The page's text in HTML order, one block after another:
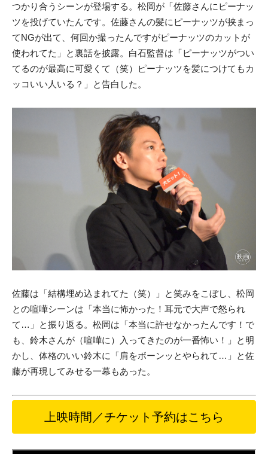
つかり合うシーンが登場する。松岡が「佐藤さんにピーナッ
ツを投げていたんです。佐藤さんの髪にピーナッツが挟まっ
てNGが出て、何回か撮ったんですがピーナッツのカットが
使われてた」と裏話を披露。白石監督は「ピーナッツがつい
てるのが最高に可愛くて（笑）ピーナッツを髪につけてもカ
ッコいい人いる？」と告白した。
佐藤は「結構埋め込まれてた（笑）」と笑みをこぼし、松岡
との喧嘩シーンは「本当に怖かった！耳元で大声で怒られ
て…」と振り返る。松岡は「本当に許せなかったんです！で
も、鈴木さんが（喧嘩に）入ってきたのが一番怖い！」と明
かし、体格のいい鈴木に「肩をボーンッとやられて…」と佐
藤が再現してみせる一幕もあった。
上映時間／チケット予約はこちら